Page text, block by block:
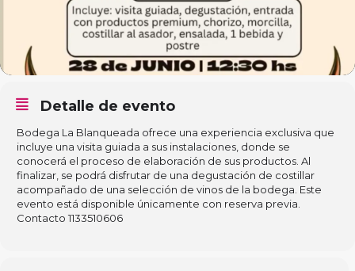
Detalle de evento
Bodega La Blanqueada ofrece una experiencia exclusiva que
incluye una visita guiada a sus instalaciones, donde se
conocerá el proceso de elaboración de sus productos. Al
finalizar, se podrá disfrutar de una degustación de costillar
acompañado de una selección de vinos de la bodega. Este
evento está disponible únicamente con reserva previa.
Contacto 1133510606